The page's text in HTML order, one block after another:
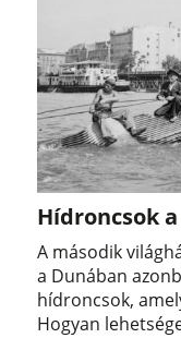
Hídroncsok
A második
a Dunában
hídroncsok,
Hogyan